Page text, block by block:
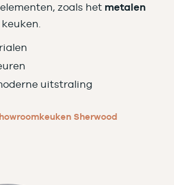
zoals het metalen
uitstraling
Sherwood